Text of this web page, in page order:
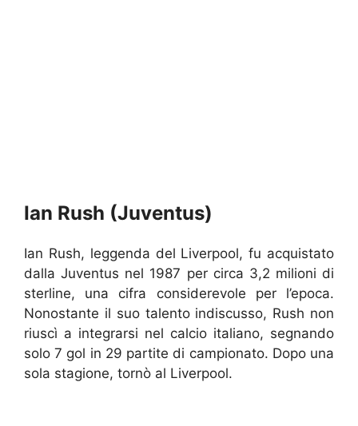
Ian Rush (Juventus)
Ian Rush, leggenda del Liverpool, fu acquistato
dalla Juventus nel 1987 per circa 3,2 milioni di
sterline, una cifra considerevole per l’epoca.
Nonostante il suo talento indiscusso, Rush non
riuscì a integrarsi nel calcio italiano, segnando
solo 7 gol in 29 partite di campionato. Dopo una
sola stagione, tornò al Liverpool.